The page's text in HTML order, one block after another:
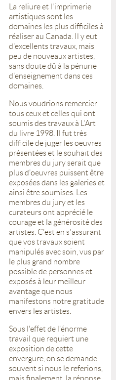
La reliure et l'imprimerie
artistiques sont les
domaines les plus difficiles à
réaliser au Canada. Il y eut
d'excellents travaux, mais
peu de nouveaux artistes,
sans doute dû à la pénurie
d'enseignement dans ces
domaines.
Nous voudrions remercier
tous ceux et celles qui ont
soumis des travaux à L'Art
du livre 1998. Il fut très
difficile de juger les oeuvres
présentées et le souhait des
membres du jury serait que
plus d'oeuvres puissent être
exposées dans les galeries et
ainsi être soumises. Les
membres du jury et les
curateurs ont apprécié le
courage et la générosité des
artistes. C'est en s'assurant
que vos travaux soient
manipulés avec soin, vus par
le plus grand nombre
possible de personnes et
exposés à leur meilleur
avantage que nous
manifestons notre gratitude
envers les artistes.
Sous l'effet de l'énorme
travail que requiert une
exposition de cette
envergure, on se demande
souvent si nous le referions,